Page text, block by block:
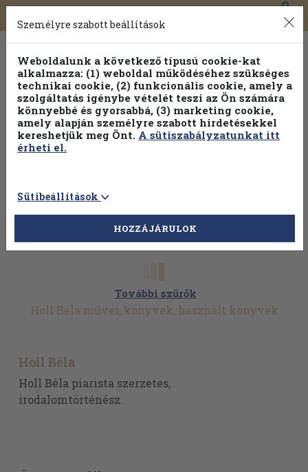
Toggle
navigation
0
További szűrők
Holl Béla művei, könyvek, használt könyvek
Holl Béla
Holl Béla piarista szerzetes,
irodalomtörténész.
Személyre szabott beállítások
Weboldalunk a következő típusú cookie-kat
alkalmazza: (1) weboldal működéséhez szükséges
technikai cookie, (2) funkcionális cookie, amely a
szolgáltatás igénybe vételét teszi az Ön számára
könnyebbé és gyorsabbá, (3) marketing cookie,
amely alapján személyre szabott hirdetésekkel
kereshetjük meg Önt. A sütiszabályzatunkat itt
érheti el.
Sütibeállítások
HOZZÁJÁRULOK